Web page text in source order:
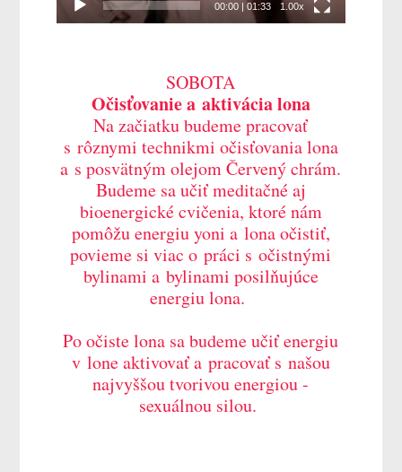
00:00 |01:33 1.00x
SOBOTA
Očisťovanie a aktivácia lona
Na začiatku budeme pracovať
s rôznymi technikmi očisťovania lona
a s posvätným olejom Červený chrám.
Budeme sa učiť meditačné aj
bioenergické cvičenia, ktoré nám
pomôžu energiu yoni a lona očistiť,
povieme si viac o práci s očistnými
bylinami a bylinami posilňujúce
energiu lona.
Po očiste lona sa budeme učiť energiu
v lone aktivovať a pracovať s našou
najvyššou tvorivou energiou -
sexuálnou silou.